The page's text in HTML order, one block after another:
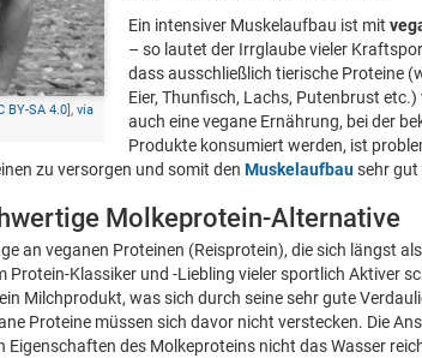
BY-SA 4.0], via
Ein intensiver Muskelaufbau ist mit
– so lautet der Irrglaube vieler
dass ausschließlich tierische Proteine
Eier, Thunfisch, Lachs, Putenbrust
auch eine vegane Ernährung, bei der
Produkte konsumiert werden, ist
zu versorgen und somit den Muskelaufbausehr gut
Molkeprotein-Alternative
an veganen Proteinen (Reisprotein), die sich längst
Protein-Klassiker und -Liebling vieler sportlich Aktiver
Milchprodukt, was sich durch seine sehr gute
Proteine müssen sich davor nicht verstecken. Die
Eigenschaften des Molkeproteins nicht das Wasser